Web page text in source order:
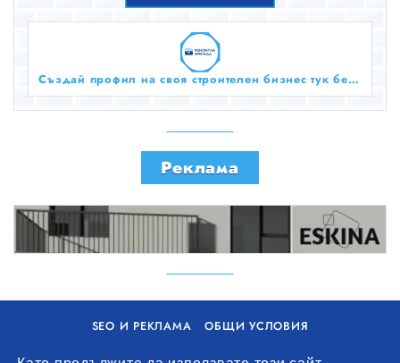
Създай профил на своя строителен бизнес тук безплатно!
Реклама
SEO И РЕКЛАМА
ОБЩИ УСЛОВИЯ